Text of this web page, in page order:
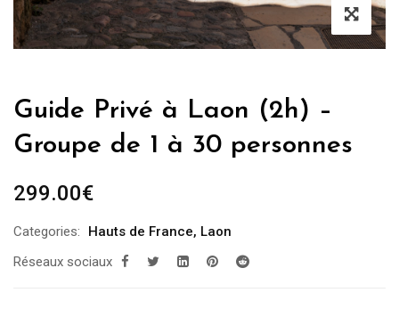
Guide Privé à Laon (2h) –
Groupe de 1 à 30 personnes
299.00€
Categories: Hauts de France, Laon
Réseaux sociaux